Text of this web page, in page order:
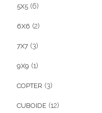
5X5 (6)
6X6 (2)
7X7 (3)
9X9 (1)
COPTER (3)
CUBOIDE (12)